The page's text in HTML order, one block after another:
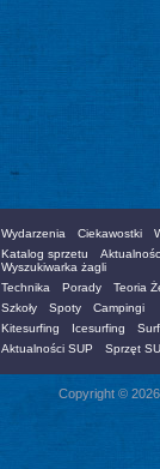
Wydarzenia Ciekawostki
Katalog sprzetu
Wyszukiwarka żagli
Technika Porady
Teoria
Szkoły Spoty
Campingi
Kitesurfing Icesurfing
Aktualności SUP Sprzęt
Copyright ©